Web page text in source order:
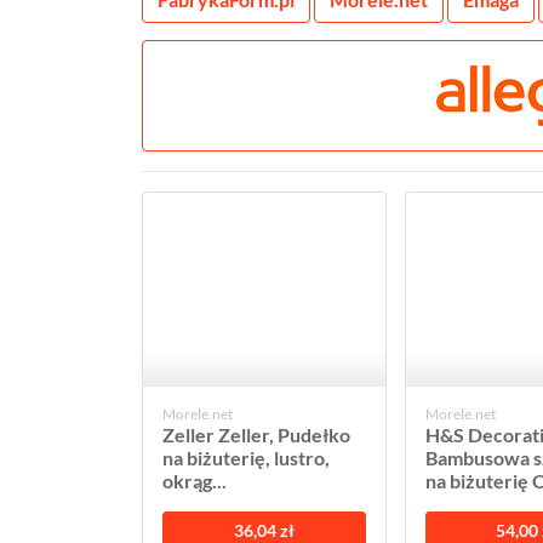
Morele.net
Zeller Zeller, Pudełko
na biżuterię, lustro,
okrąg...
36,04 zł
Morele.net
H&S
Bambusowa
na biżuterię
54,00